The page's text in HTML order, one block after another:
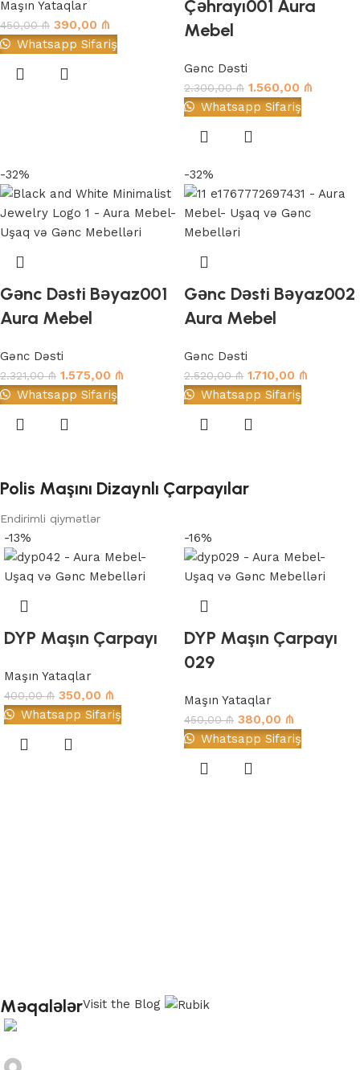
Maşın Yataqlar
450,00₼ 390,00 ₼
Whatsapp Sifariş
Çəhrayı001 Aura
Mebel
Gənc Dəsti
2.300,00₼ 1.560,00 ₼
Whatsapp Sifariş
-32%
Gənc Dəsti Bəyaz001
Aura Mebel
Gənc Dəsti
2.321,00₼ 1.575,00 ₼
Whatsapp Sifariş
-32%
Gənc Dəsti Bəyaz002
Aura Mebel
Gənc Dəsti
2.520,00₼ 1.710,00 ₼
Whatsapp Sifariş
Polis Maşını Dizaynlı Çarpayılar
Endirimli qiymətlər
-13%
DYP Maşın Çarpayı
Maşın Yataqlar
400,00₼ 350,00 ₼
Whatsapp Sifariş
-16%
DYP Maşın Çarpayı
029
Maşın Yataqlar
450,00₼ 380,00 ₼
Whatsapp Sifariş
MəqalələrVisit the Blog